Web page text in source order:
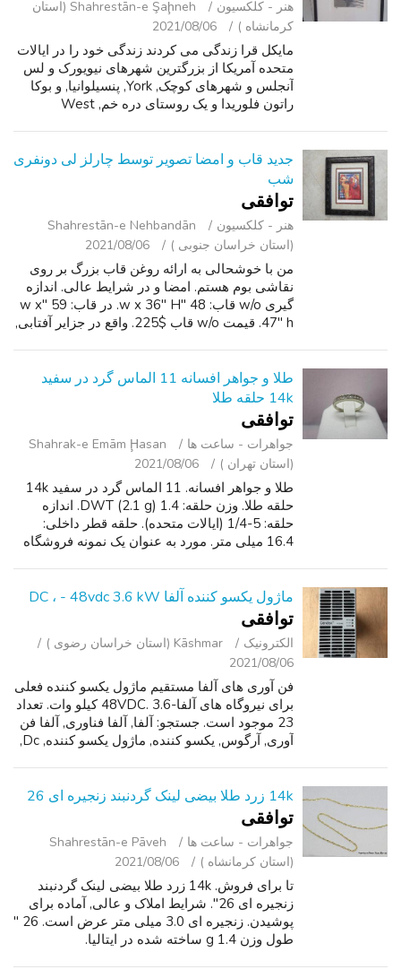
هنر - کلکسیون
Shahrestān-e Şaḩneh (استان
کرمانشاه )
2021/08/06
مایکل قرا زندگی می کردند زندگی خود را در ایالات
متحده آمریکا از بزرگترین شهرهای نیویورک و لس
آنجلس و شهرهای کوچک, York, پنسیلوانیا, و بوکا
راتون فلوریدا و یک روستای دره خم, West
جدید قاب و امضا تصویر توسط چارلز لی دونفری
شب
توافقی
هنر - کلکسیون
Shahrestān-e Nehbandān
(استان خراسان جنوبی )
2021/08/06
من با خوشحالی به ارائه روغن قاب بزرگ بر روی
نقاشی بوم هستم. امضا و در شرایط عالی. اندازه
گیری w/o قاب: 48 "w x 36" H. در قاب: 59 "w x
47" h. قیمت w/o قاب $225. واقع در جزایر آفتابی,
طلا و جواهر افسانه 11 الماس گرد در سفید
14k حلقه طلا
توافقی
جواهرات - ساعت ‌ها
Shahrak-e Emām Ḩasan
(استان تهران )
2021/08/06
طلا و جواهر افسانه. 11 الماس گرد در سفید 14k
حلقه طلا. وزن حلقه: 1.4 DWT (2.1 g). اندازه
حلقه: 5-1/4 (ایالات متحده). حلقه قطر داخلی:
16.4 میلی متر. مورد به عنوان یک نمونه فروشگاه
ماژول یکسو کننده آلفا DC ، - 48vdc 3.6 kW
توافقی
الکترونیک
Kāshmar (استان خراسان رضوی )
2021/08/06
فن آوری های آلفا مستقیم ماژول یکسو کننده فعلی
برای نیروگاه های آلفا-48VDC. 3.6 کیلو وات. تعداد
23 موجود است. جستجو: آلفا, آلفا فناوری, آلفا فن
آوری, آرگوس, یکسو کننده, ماژول یکسو کننده, Dc,
14k زرد طلا بیضی لینک گردنبند زنجیره ای 26
توافقی
جواهرات - ساعت ‌ها
Shahrestān-e Pāveh
(استان کرمانشاه )
2021/08/06
تا برای فروش. 14k زرد طلا بیضی لینک گردنبند
زنجیره ای 26". شرایط املاک و عالی, آماده برای
پوشیدن. زنجیره ای 3.0 میلی متر عرض است. 26 "
طول وزن 1.4 g ساخته شده در ایتالیا.